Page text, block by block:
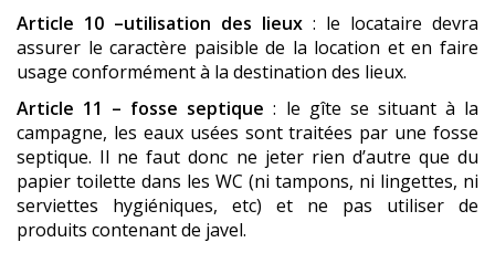
Article 10 –utilisation des lieux : le locataire devra
assurer le caractère paisible de la location et en faire
usage conformément à la destination des lieux.
Article 11 – fosse septique : le gîte se situant à la
campagne, les eaux usées sont traitées par une fosse
septique. Il ne faut donc ne jeter rien d’autre que du
papier toilette dans les WC (ni tampons, ni lingettes, ni
serviettes hygiéniques, etc) et ne pas utiliser de
produits contenant de javel.